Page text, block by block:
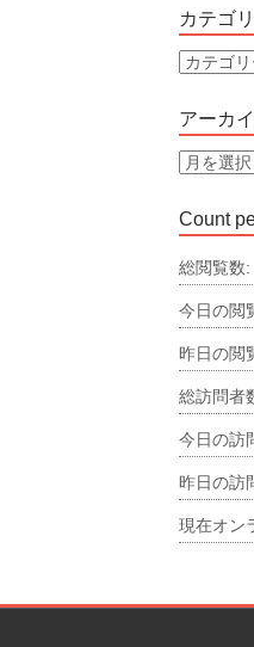
カテゴ
カ
ゴ
リ
ー
アーカ
ア
カ
イ
ブ
Count
総閲覧数:
今日の閲
昨日の閲
総訪問者
今日の訪
昨日の訪
現在オン